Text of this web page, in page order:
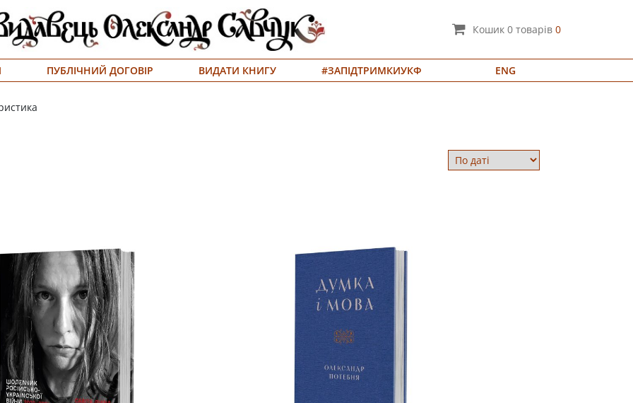
Кошик 0 товарів 0
ПУБЛІЧНИЙ ДОГОВІР ВИДАТИ КНИГУ #ЗАПІДТРИМКИУКФ ENG